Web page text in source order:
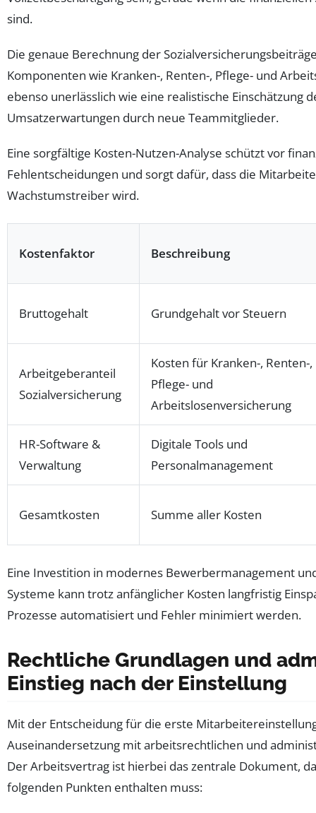
sind.
Die genaue Berechnung der
Komponenten wie Kranken-, Renten-, Pflege- und
ebenso unerlässlich wie eine realistische Einschätzung
Umsatzerwartungen durch neue Teammitglieder.
Eine sorgfältige Kosten-Nutzen-Analyse schützt vor
Fehlentscheidungen und sorgt dafür, dass die
Wachstumstreiber wird.
Kostenfaktor Beschreibung
Bruttogehalt Grundgehalt vor Steuern
Arbeitgeberanteil
Sozialversicherung
Kosten für Kranken-, Renten-,
Pflege- und
Arbeitslosenversicherung
HR-Software &
Verwaltung
Digitale Tools und
Personalmanagement
Gesamtkosten Summe aller Kosten
Eine Investition in modernes Bewerbermanagement
Systeme kann trotz anfänglicher Kosten langfristig
Prozesse automatisiert und Fehler minimiert werden.
Rechtliche Grundlagen und
Einstieg nach der Einstellung
Mit der Entscheidung für die erste
Auseinandersetzung mit arbeitsrechtlichen und
Der Arbeitsvertrag ist hierbei das zentrale Dokument,
folgenden Punkten enthalten muss: